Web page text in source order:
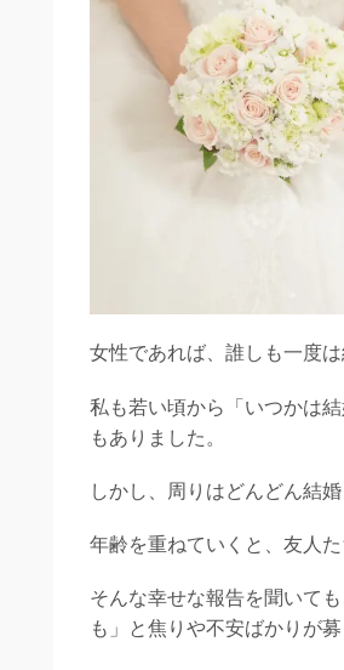
女性であれば、誰しも一度
私も若い頃から「いつかは
もありました。
しかし、周りはどんどん結
年齢を重ねていくと、友人
そんな幸せな報告を聞いて
も」と焦りや不安ばかりが